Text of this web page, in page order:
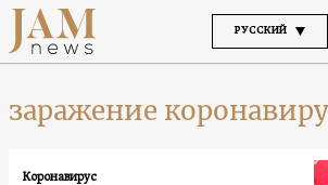
РУССКИЙ
заражение
Коронавирус